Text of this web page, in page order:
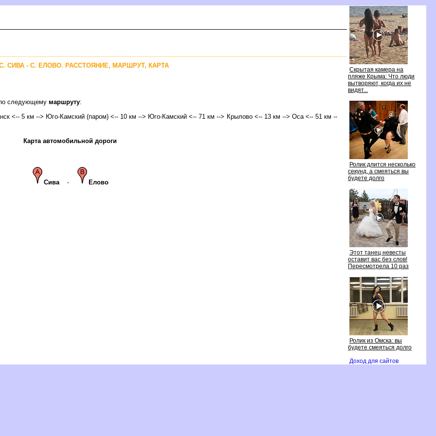
Скрытая камера на
пляже Крыма: Что люди
ытворяют, когда их не
идят...
Ролик длится несколько
секунд, а смеяться вы
удете долго
Этот танец невесты
оставит вас без слов!
Пересмотрела 10 раз
Ролик из Омска: вы
удете смеяться долго
Доход для сайто
СИВА - С. ЕЛОВО. РАССТОЯНИЕ, МАРШРУТ, КАРТА
следующему маршруту:
<-- 5 км --> Юго-Камский (паром) <-- 10 км --> Юго-Камский <-- 71 км --> Крылово <-- 13 км --> Оса <-- 51 км --
Карта автомобильной дороги
Сива- Елово